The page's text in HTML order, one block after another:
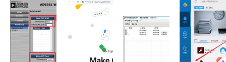
打印全攻略
操作步骤与
机办公助手
v1.0.0版本
性解析
截图大全及
ZOL软件评
测